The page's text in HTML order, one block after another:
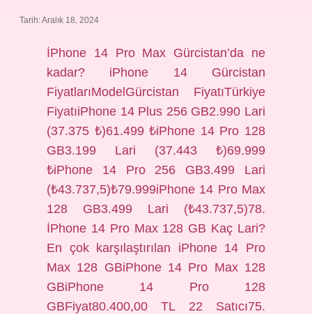
Tarih: Aralık 18, 2024
İPhone 14 Pro Max Gürcistan’da ne
kadar? iPhone 14 Gürcistan
FiyatlarıModelGürcistan FiyatıTürkiye
FiyatıiPhone 14 Plus 256 GB2.990 Lari
(37.375 ₺)61.499 ₺iPhone 14 Pro 128
GB3.199 Lari (37.443 ₺)69.999
₺iPhone 14 Pro 256 GB3.499 Lari
(₺43.737,5)₺79.999iPhone 14 Pro Max
128 GB3.499 Lari (₺43.737,5)78.
İPhone 14 Pro Max 128 GB Kaç Lari?
En çok karşılaştırılan iPhone 14 Pro
Max 128 GBiPhone 14 Pro Max 128
GBiPhone 14 Pro 128
GBFiyat80.400,00 TL 22 Satıcı75.